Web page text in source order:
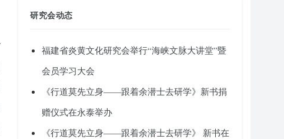
研究会动态
福建省炎黄文化研究会举行“海峡文脉大讲堂”暨
会员学习大会
《行道莫先立身——跟着余潜士去研学》新书捐
赠仪式在永泰举办
《行道莫先立身——跟着余潜士去研学》 新书在